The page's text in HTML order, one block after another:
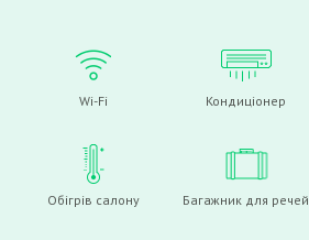
Wi-Fi Кондиціонер
Обігрів салону Багажник для речей